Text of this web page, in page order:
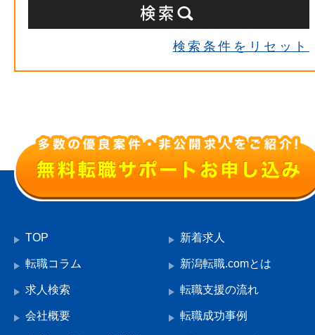
検索条件をリセット
TOP 新着求人
転職コラム 新潟転職.comとは
求人検索 転職支援の流れ
会社概要 転職成功事例